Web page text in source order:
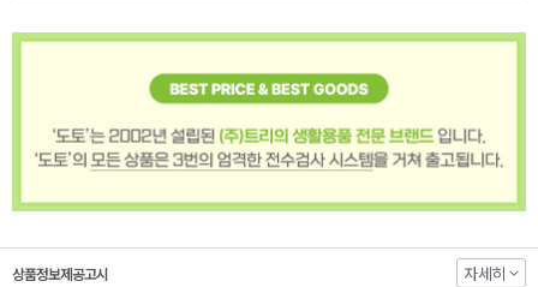
상품정보제공고시 자세히